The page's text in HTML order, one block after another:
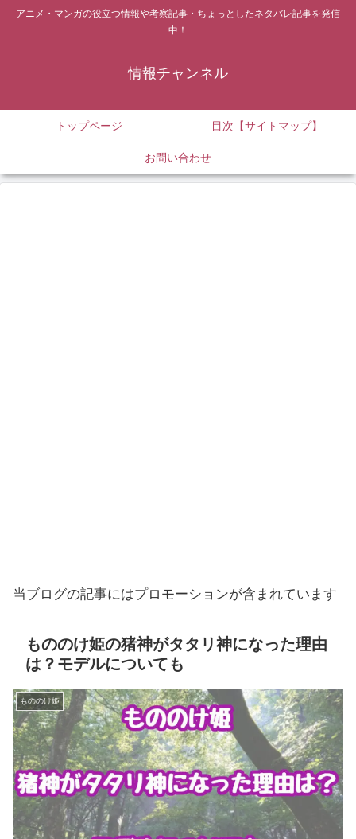
アニメ・マンガの役立つ情報や考察記事・ちょっとしたネタバレ記事を発信
中！
情報チャンネル
トップページ 目次【サイトマップ】
お問い合わせ
当ブログの記事にはプロモーションが含まれています
もののけ姫の猪神がタタリ神になった理由
は？モデルについても
もののけ姫